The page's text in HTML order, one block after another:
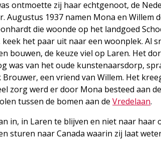
ontmoette zij haar echtgenoot, de
Augustus 1937 namen Mona en Willem
die woonde op het landgoed
het paar uit naar een woonplek. Al
bouwen, de keuze viel op Laren. Het
was van het oude kunstenaarsdorp,
een vriend van Willem. Het
zorg werd er door Mona besteed aan
tussen de bomen aan deVredelaan.
in, in Laren te blijven en niet naar haar
sturen naar Canada waarin zij laat